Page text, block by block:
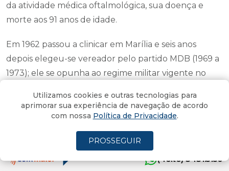
da atividade médica oftalmológica, sua doença e
morte aos 91 anos de idade.
Em 1962 passou a clinicar em Marília e seis anos
depois elegeu-se vereador pelo partido MDB (1969 a
1973); ele se opunha ao regime militar vigente no
1979 e de 1979 a 1983, sempre pelo MDB de Marília,
Eleito deputado federal, teve mandato de 1983-1987,
(4oito) 3431.5150
Utilizamos cookies e outras tecnologias para
aprimorar sua experiência de navegação de acordo
com nossa Política de Privacidade.
PROSSEGUIR